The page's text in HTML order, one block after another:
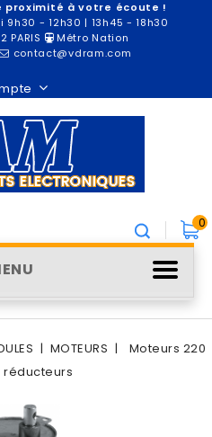
proximité à votre écoute !
- 12h30 | 13h45 - 18h30
PARIS
Métro Nation
contact@vdram.com
0
MOTEURS
Moteurs 220
réducteurs